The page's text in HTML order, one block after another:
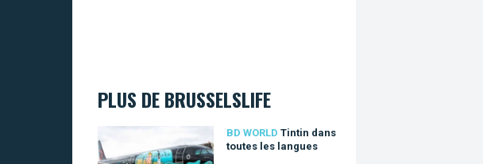
PLUS DE BRUSSELSLIFE
BD WORLD Tintin dans
toutes les langues
Tintin dans toutes les langues